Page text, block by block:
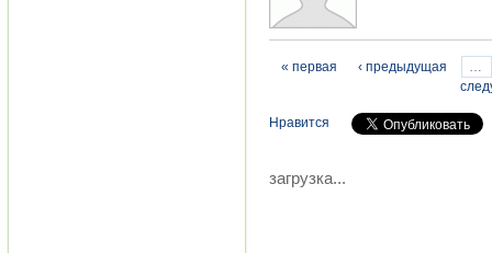
Страницы
« первая ‹ предыдущая
…
Нравится
загрузка...